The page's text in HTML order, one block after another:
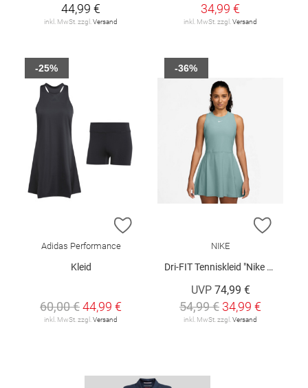
44,99 €
inkl. MwSt. zzgl.Versand
34,99 €
inkl. MwSt. zzgl.Versand
ZUR WUNSCHLISTE HINZUFÜGEN
Adidas Performance
Kleid
60,00 €44,99 €
inkl. MwSt. zzgl. Versand
-25%
ZUR
NIKE
Dri-FIT Tenniskleid "Nike Victory"
UVP 74,99 €
54,99 € 34,99 €
inkl. MwSt. zzgl. Versand
-36%